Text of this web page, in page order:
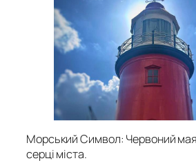
Морський Символ: Червоний
серці міста.